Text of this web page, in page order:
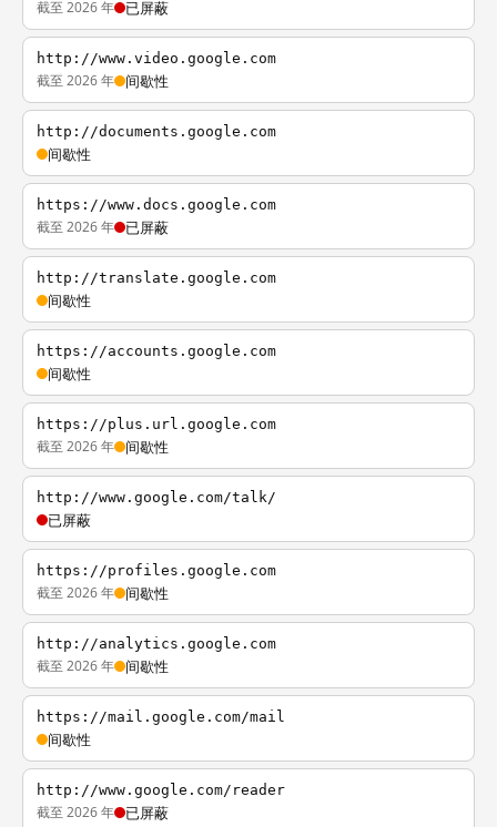
截至 2026 年 已屏蔽
http://www.video.google.com
截至 2026 年 间歇性
http://documents.google.com
间歇性
https://www.docs.google.com
截至 2026 年 已屏蔽
http://translate.google.com
间歇性
https://accounts.google.com
间歇性
https://plus.url.google.com
截至 2026 年 间歇性
http://www.google.com/talk/
已屏蔽
https://profiles.google.com
截至 2026 年 间歇性
http://analytics.google.com
截至 2026 年 间歇性
https://mail.google.com/mail
间歇性
http://www.google.com/reader
截至 2026 年 已屏蔽